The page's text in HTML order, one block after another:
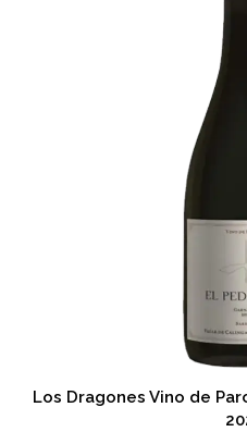
Los Dragones Vino de